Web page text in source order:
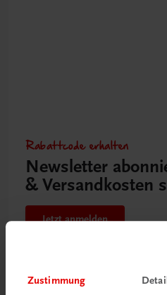
Zustimmung
Rabattcode erhalten
Newsletter
& Versandkosten
Jetzt anmelden